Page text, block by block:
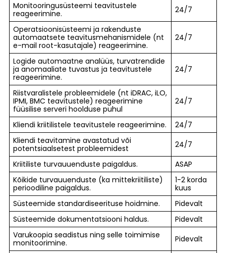
Monitooringusüsteemi teavitustele
reageerimine.
24/7
Operatsioonisüsteemi ja rakenduste
automaatsete teavitusmehanismidele (nt
e-mail root-kasutajale) reageerimine.
24/7
Logide automaatne analüüs, turvatrendide
ja anomaaliate tuvastus ja teavitustele
reageerimine.
24/7
Riistvaralistele probleemidele (nt iDRAC, iLO,
IPMI, BMC teavitustele) reageerimine
füüsilise serveri hoolduse puhul
24/7
Kliendi kriitilistele teavitustele reageerimine.
24/7
Kliendi teavitamine avastatud või
potentsiaalsetest probleemidest
24/7
Kriitiliste turvauuenduste paigaldus.
ASAP
Kõikide turvauuenduste (ka mittekriitiliste)
perioodiline paigaldus.
1-2 korda
kuus
Süsteemide standardiseerituse hoidmine.
Pidevalt
Süsteemide dokumentatsiooni haldus.
Pidevalt
Varukoopia seadistus ning selle toimimise
monitoorimine.
Pidevalt